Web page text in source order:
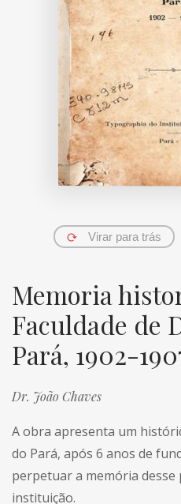
Virar para trás
Memoria
Faculdade de
Pará, 1902-
Dr. João Chaves
A obra apresenta um
do Pará, após 6 anos de
perpetuar a memória desse
instituição.